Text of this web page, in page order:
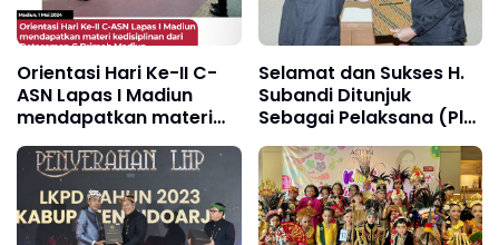
Orientasi Hari Ke-II C-
ASN Lapas I Madiun
mendapatkan materi
kedisiplinan dari
Detasemen C Brimob
Madiun
Selamat dan Sukses H.
Subandi Ditunjuk
Sebagai Pelaksana (Plt)
Bupati Sidoarjo